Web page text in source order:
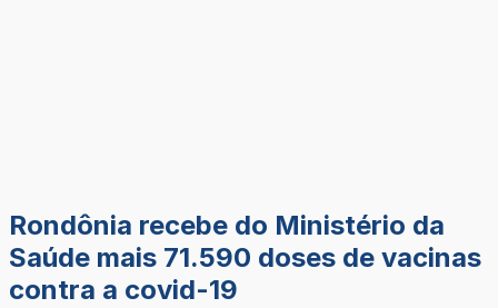
Rondônia recebe do Ministério da
Saúde mais 71.590 doses de vacinas
contra a covid-19